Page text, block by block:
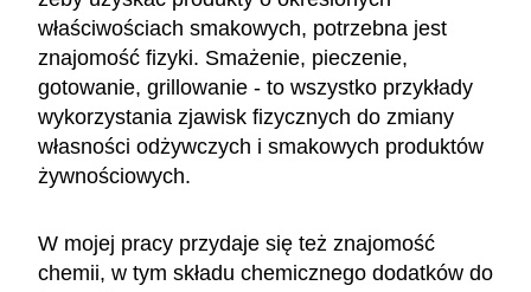
właściwościach smakowych, potrzebna jest
znajomość fizyki. Smażenie, pieczenie,
gotowanie, grillowanie - to wszystko przykłady
wykorzystania zjawisk fizycznych do zmiany
własności odżywczych i smakowych produktów
żywnościowych.
W mojej pracy przydaje się też znajomość
chemii, w tym składu chemicznego dodatków do